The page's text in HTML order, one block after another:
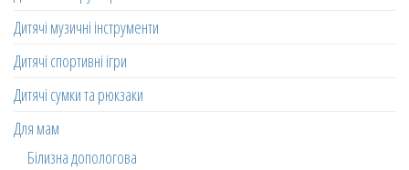
Дитячі музичні інструменти
Дитячі спортивні ігри
Дитячі сумки та рюкзаки
Для мам
Білизна допологова